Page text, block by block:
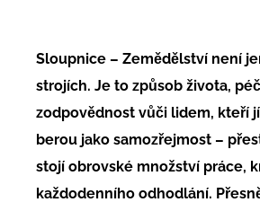
Sloupnice – Zemědělství není
strojích. Je to způsob života,
zodpovědnost vůči lidem, kteří
berou jako samozřejmost –
stojí obrovské množství práce,
každodenního odhodlání.